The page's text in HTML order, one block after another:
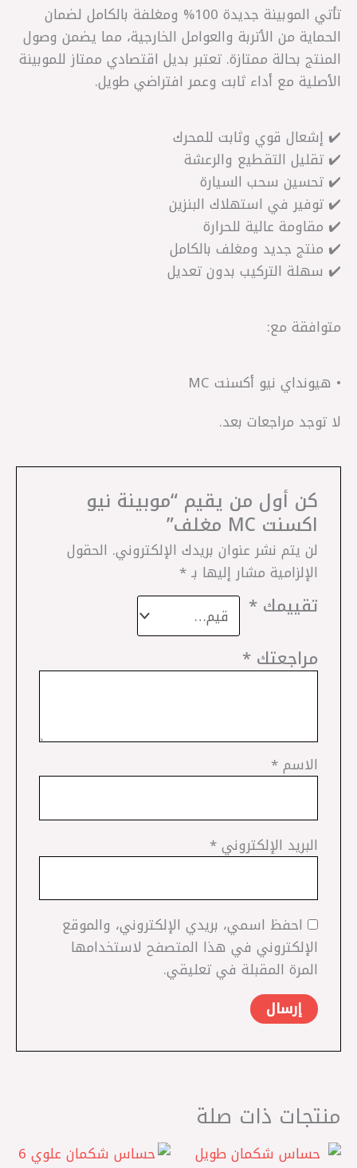
تأتي الموبينة جديدة 100% ومغلفة بالكامل لضمان
الحماية من الأتربة والعوامل الخارجية، مما يضمن وصول
المنتج بحالة ممتازة. تعتبر بديل اقتصادي ممتاز للموبينة
الأصلية مع أداء ثابت وعمر افتراضي طويل.
✔️ إشعال قوي وثابت للمحرك
✔️ تقليل التقطيع والرعشة
✔️ تحسين سحب السيارة
✔️ توفير في استهلاك البنزين
✔️ مقاومة عالية للحرارة
✔️ منتج جديد ومغلف بالكامل
✔️ سهلة التركيب بدون تعديل
متوافقة مع:
• هيونداي نيو أكسنت MC
لا توجد مراجعات بعد.
كن أول من يقيم “موبينة نيو
اكسنت MC مغلف”
لن يتم نشر عنوان بريدك الإلكتروني. الحقول
الإلزامية مشار إليها بـ*
تقييمك*
مراجعتك*
الاسم*
البريد الإلكتروني*
احفظ اسمي، بريدي الإلكتروني، والموقع
الإلكتروني في هذا المتصفح لاستخدامها
المرة المقبلة في تعليقي.
منتجات ذات صلة